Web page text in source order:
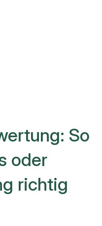
So
oder
richtig